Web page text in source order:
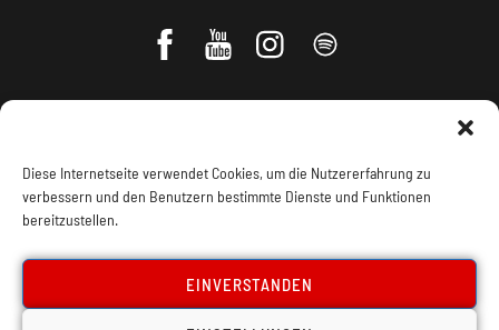
Diese Internetseite verwendet Cookies, um die Nutzererfahrung zu
verbessern und den Benutzern bestimmte Dienste und Funktionen
bereitzustellen.
EINVERSTANDEN
Impressum, Offenlegung Cookie Policy